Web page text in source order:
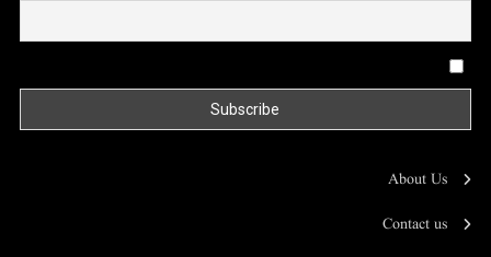
About Us
Contact us